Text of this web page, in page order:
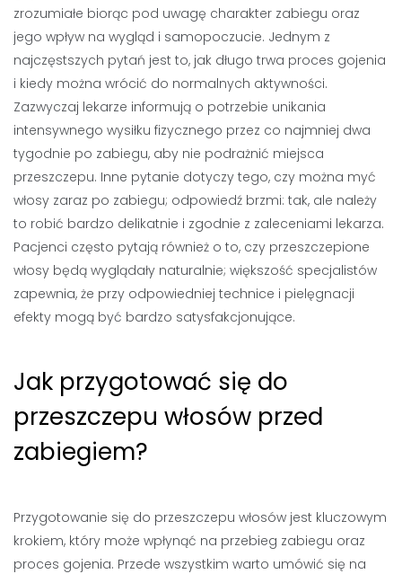
zrozumiałe biorąc pod uwagę charakter zabiegu oraz
jego wpływ na wygląd i samopoczucie. Jednym z
najczęstszych pytań jest to, jak długo trwa proces gojenia
i kiedy można wrócić do normalnych aktywności.
Zazwyczaj lekarze informują o potrzebie unikania
intensywnego wysiłku fizycznego przez co najmniej dwa
tygodnie po zabiegu, aby nie podrażnić miejsca
przeszczepu. Inne pytanie dotyczy tego, czy można myć
włosy zaraz po zabiegu; odpowiedź brzmi: tak, ale należy
to robić bardzo delikatnie i zgodnie z zaleceniami lekarza.
Pacjenci często pytają również o to, czy przeszczepione
włosy będą wyglądały naturalnie; większość specjalistów
zapewnia, że przy odpowiedniej technice i pielęgnacji
efekty mogą być bardzo satysfakcjonujące.
Jak przygotować się do
przeszczepu włosów przed
zabiegiem?
Przygotowanie się do przeszczepu włosów jest kluczowym
krokiem, który może wpłynąć na przebieg zabiegu oraz
proces gojenia. Przede wszystkim warto umówić się na